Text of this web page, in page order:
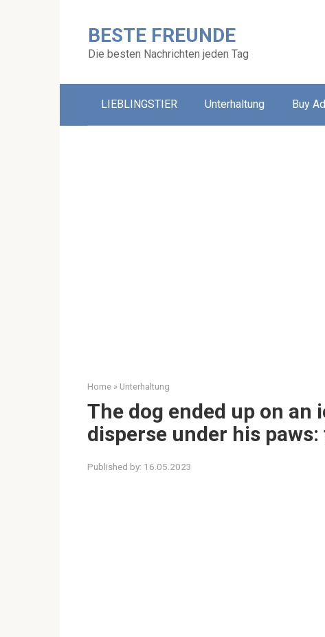
BESTE FREUNDE
Die besten Nachrichten jeden Tag
LIEBLINGSTIER Unterhaltung Buy
Home » Unterhaltung
The dog ended up on an
disperse under his
Published by: 16.05.2023